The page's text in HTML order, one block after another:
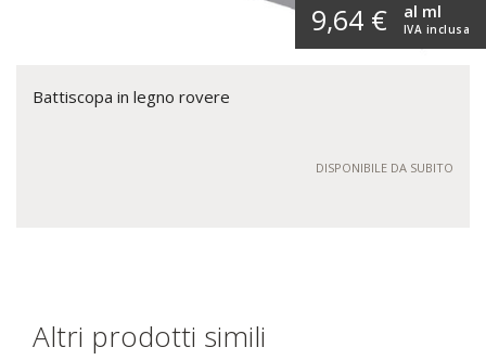
9,64 € IVA inclusa
al ml
Battiscopa in legno rovere
DISPONIBILE DA SUBITO
Altri prodotti simili